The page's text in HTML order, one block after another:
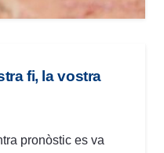
fi, la vostra
pronòstic es va